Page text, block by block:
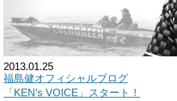
2013.01.25
福島健オフィシャルブログ
「KEN’s VOICE」スタート！